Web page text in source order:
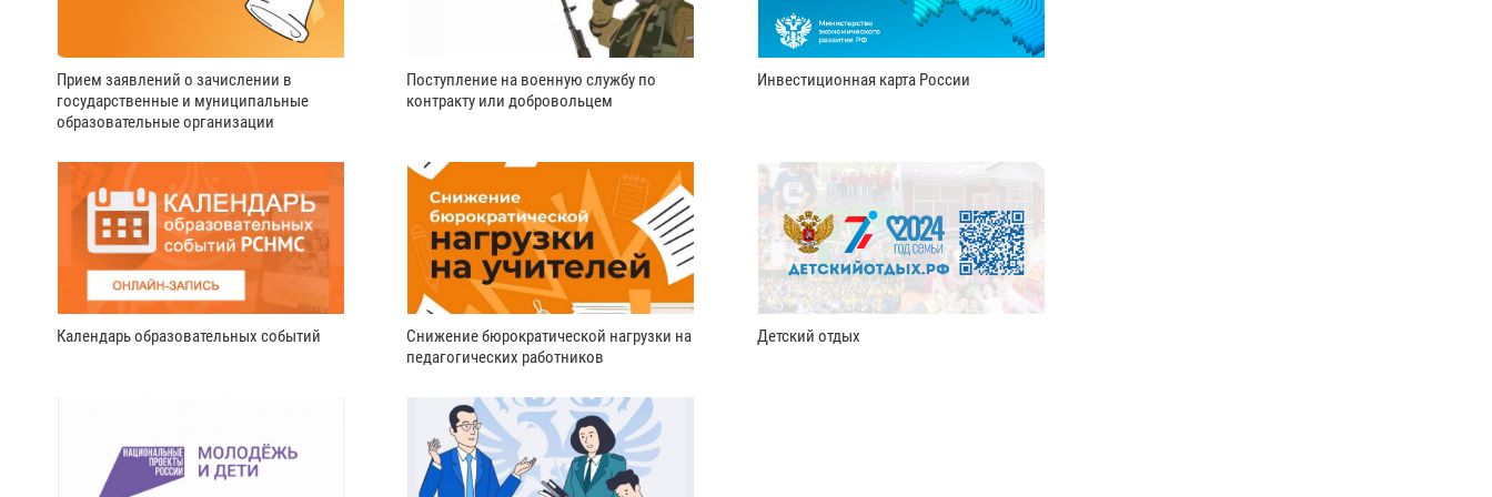
Прием заявлений о зачислении в
государственные и муниципальные
образовательные организации
Поступление на военную службу по
контракту или добровольцем
Инвестиционная карта России
Календарь образовательных событий
Снижение бюрократической нагрузки на
педагогических работников
Детский отдых